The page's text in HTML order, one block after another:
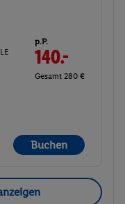
p.P.
140.-
Gesamt 280 €
Buchen